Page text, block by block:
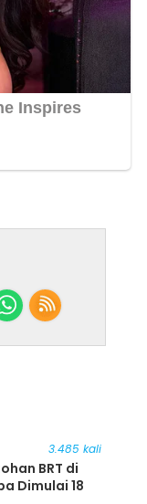
3.485 kali
BRT di
Dimulai 18